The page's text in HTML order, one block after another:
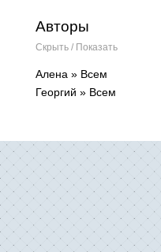
Авторы
Скрыть / Показать
Алена » Всем
Георгий » Всем